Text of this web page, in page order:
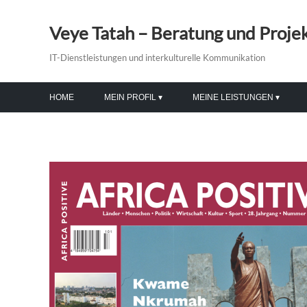
Veye Tatah – Beratung und
IT-Dienstleistungen und interkulturelle Kommunikation
HOME MEIN PROFIL MEINE LEISTUNGEN
PR-BERATUNG & TRAINING
BILDUNG & INTEGRATION
MEDIENGESTALTUNG
IT-DIENSTLEISTUNGEN